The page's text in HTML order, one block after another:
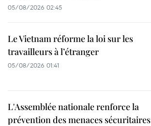
05/08/2026 02:45
Le Vietnam réforme la loi sur les
travailleurs à l’étranger
05/08/2026 01:41
L'Assemblée nationale renforce la
prévention des menaces sécuritaires